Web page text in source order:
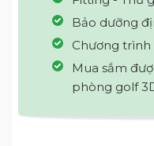
Bảo dưỡng
Chương trình
Mua sắm
phòng golf